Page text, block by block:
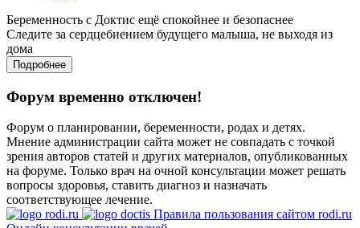
Беременность с Доктис ещё спокойнее и безопаснее
Следите за сердцебиением будущего малыша, не выходя из
дома
Подробнее
Форум временно отключен!
Форум о планировании, беременности, родах и детях.
Мнение администрации сайта может не совпадать с точкой
зрения авторов статей и других материалов, опубликованных
на форуме. Только врач на очной консультации может решать
вопросы здоровья, ставить диагноз и назначать
соответствующее лечение.
Правила пользования сайтом rodi.ru